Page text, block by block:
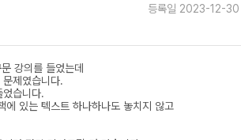
등록일 2023-12-
강의를 들었는데
제였습니다.
습니다.
에 있는 텍스트 하나하나도 놓치지 않고